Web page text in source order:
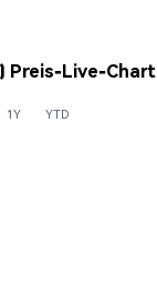
Preis-Live-Chart
1Y YTD